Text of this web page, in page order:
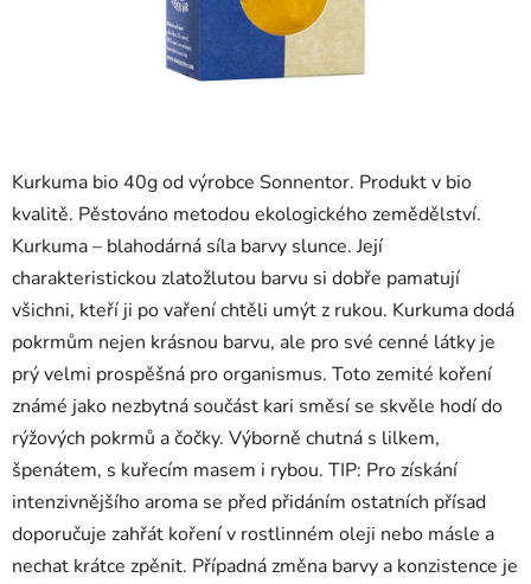
Kurkuma bio 40g od výrobce Sonnentor. Produkt v bio
kvalitě. Pěstováno metodou ekologického zemědělství.
Kurkuma – blahodárná síla barvy slunce. Její
charakteristickou zlatožlutou barvu si dobře pamatují
všichni, kteří ji po vaření chtěli umýt z rukou. Kurkuma dodá
pokrmům nejen krásnou barvu, ale pro své cenné látky je
prý velmi prospěšná pro organismus. Toto zemité koření
známé jako nezbytná součást kari směsí se skvěle hodí do
rýžových pokrmů a čočky. Výborně chutná s lilkem,
špenátem, s kuřecím masem i rybou. TIP: Pro získání
intenzivnějšího aroma se před přidáním ostatních přísad
doporučuje zahřát koření v rostlinném oleji nebo másle a
nechat krátce zpěnit. Případná změna barvy a konzistence je